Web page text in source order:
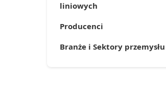
liniowych
Producenci
Branże i Sektory przemysłu